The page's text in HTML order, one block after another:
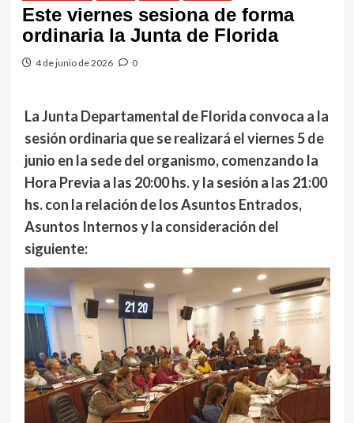
Este viernes sesiona de forma
ordinaria la Junta de Florida
4 de junio de 2026 0
La Junta Departamental de Florida convoca a la
sesión ordinaria que se realizará el viernes 5 de
junio en la sede del organismo, comenzando la
Hora Previa a las 20:00 hs. y la sesión a las 21:00
hs. con la relación de los Asuntos Entrados,
Asuntos Internos y la consideración del
siguiente: